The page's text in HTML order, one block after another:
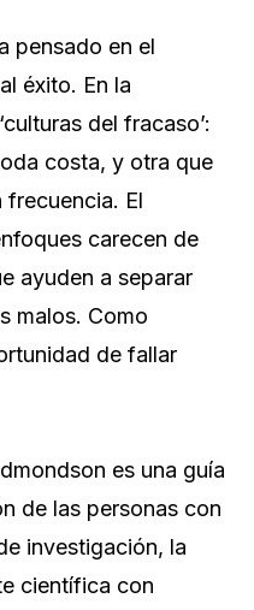
pensado en el
éxito. En la
del fracaso’:
costa, y otra que
El
carecen de
ayuden a separar
malos. Como
de fallar
es una guía
de las personas con
investigación, la
científica con